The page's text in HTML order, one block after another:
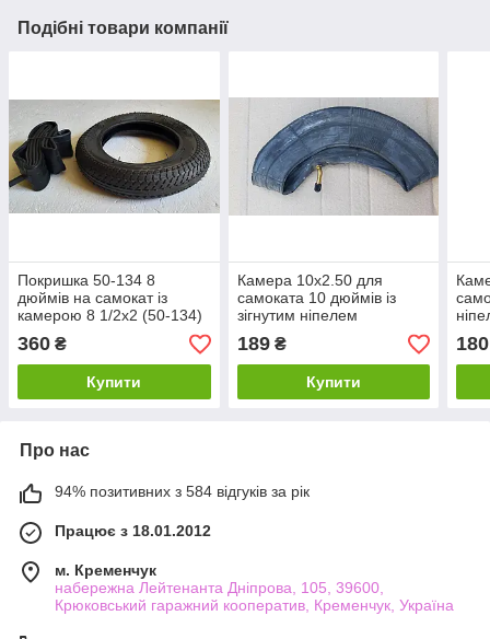
Подібні товари компанії
Покришка 50-134 8
дюймів на самокат із
камерою 8 1/2х2 (50-134)
360 ₴
Купити
Камера 10x2.50 для
самоката 10 дюймів із
зігнутим ніпелем
189₴
Купити
180
Про нас
94% позитивних з 584 відгуків за рік
Працює з 18.01.2012
м. Кременчук
набережна Лейтенанта Дніпрова, 105, 39600,
Крюковський гаражний кооператив, Кременчук, Україна